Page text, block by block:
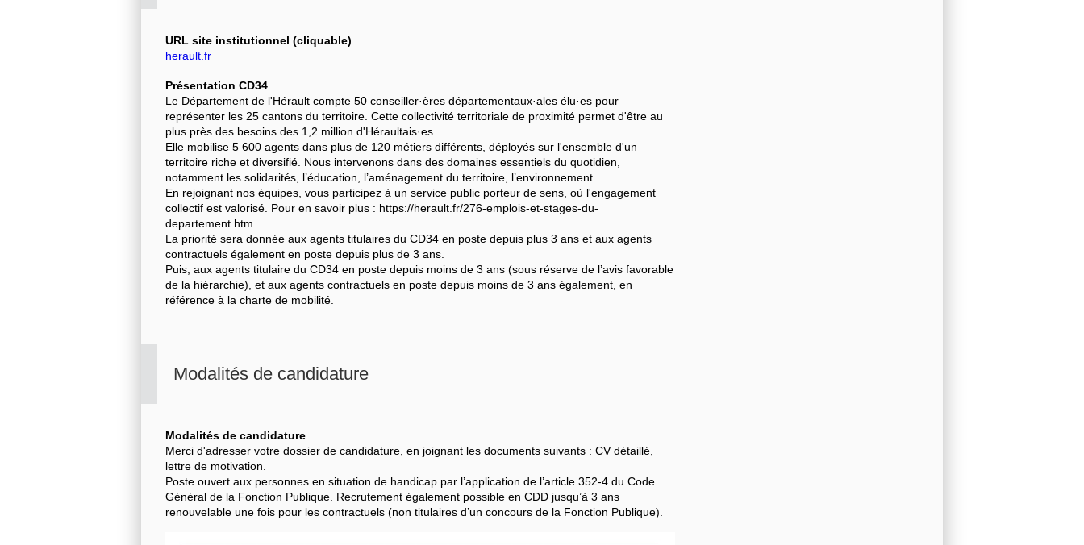
URL site institutionnel (cliquable)
herault.fr
Présentation CD34
Le Département de l'Hérault compte 50 conseiller·ères départementaux·ales élu·es pour
représenter les 25 cantons du territoire. Cette collectivité territoriale de proximité permet d'être au
plus près des besoins des 1,2 million d'Héraultais·es.
Elle mobilise 5 600 agents dans plus de 120 métiers différents, déployés sur l'ensemble d'un
territoire riche et diversifié. Nous intervenons dans des domaines essentiels du quotidien,
notamment les solidarités, l’éducation, l’aménagement du territoire, l’environnement…
En rejoignant nos équipes, vous participez à un service public porteur de sens, où l'engagement
collectif est valorisé. Pour en savoir plus : https://herault.fr/276-emplois-et-stages-du-
departement.htm
La priorité sera donnée aux agents titulaires du CD34 en poste depuis plus 3 ans et aux agents
contractuels également en poste depuis plus de 3 ans.
Puis, aux agents titulaire du CD34 en poste depuis moins de 3 ans (sous réserve de l’avis favorable
de la hiérarchie), et aux agents contractuels en poste depuis moins de 3 ans également, en
référence à la charte de mobilité.
Modalités de candidature
Modalités de candidature
Merci d'adresser votre dossier de candidature, en joignant les documents suivants : CV détaillé,
lettre de motivation.
Poste ouvert aux personnes en situation de handicap par l’application de l’article 352-4 du Code
Général de la Fonction Publique. Recrutement également possible en CDD jusqu’à 3 ans
renouvelable une fois pour les contractuels (non titulaires d’un concours de la Fonction Publique).